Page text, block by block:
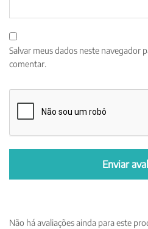
Salvar meus dados neste navegador
comentar.
Não há avaliações ainda para este